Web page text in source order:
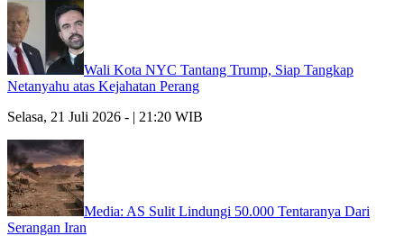
Wali Kota NYC Tantang Trump, Siap Tangkap
Netanyahu atas Kejahatan Perang
Selasa, 21 Juli 2026 - | 21:20 WIB
Media: AS Sulit Lindungi 50.000 Tentaranya Dari
Serangan Iran